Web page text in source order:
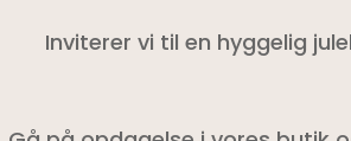
Inviterer vi til en hyggelig